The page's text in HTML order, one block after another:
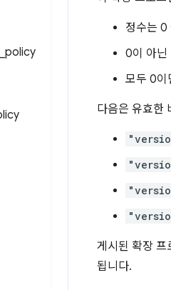
policy
정수는 0
0이 아닌
모두 0이
다음은 유효한
게시된 확장 프
됩니다.